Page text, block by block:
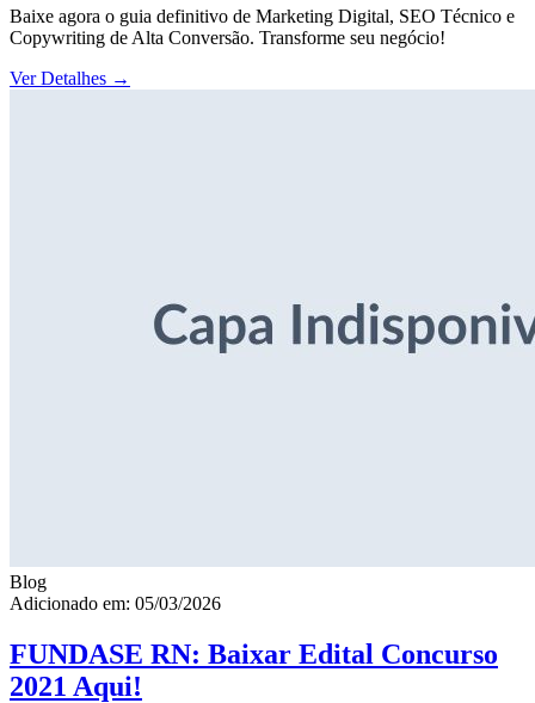
Baixe agora o guia definitivo de Marketing Digital, SEO Técnico e
Copywriting de Alta Conversão. Transforme seu negócio!
Ver Detalhes →
Blog
Adicionado em: 05/03/2026
FUNDASE RN: Baixar Edital Concurso
2021 Aqui!